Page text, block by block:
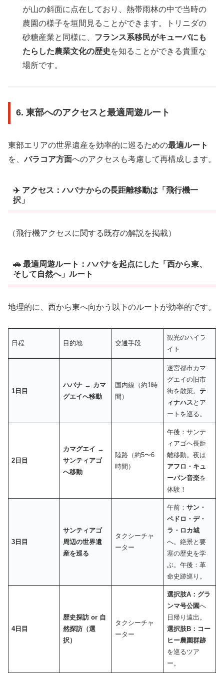
が山の斜面に点在しており、熱帯雨林の中で当時の
農園の様子を垣間見ることができます。トリニダの
砂糖産業と同様に、 フランス系移民がキューバにも
たらした農業文化の歴史 を知ることができる貴重な
場所です。
6. 東部へのアクセスと最適周遊ルート
東部エリアの世界遺産を効率的に巡るための最適ルート
を、バラコア方面へのアクセスも考慮して再構成します。
✈️ アクセス：ハバナからの長距離移動は「飛行機一
択」
（飛行機アクセスに関する既存の解説を掲載）
🚗 最適周遊ルート：ハバナを起点にした「西から東、
そして自然へ」ルート
地理的に、西から東へ向かう以下のルートが効率的です。
日程 目的地 交通手段
観光のハイラ
イト
1日目
ハバナ → カマ
グエイへ移動
国内線（約1時
間）
迷宮都市カマ
グエイの旧市
街を散策。 テ
ィナハス とア
ートを巡る。
2日目
カマグエイ →
サンティアゴ
へ移動
陸路（約5〜6
時間）
午後：サンテ
ィアゴへ長距
離移動。夜は
アフロ・キュ
ーバン音楽を
体験！
3日目
サンティアゴ
周辺の世界遺
産を巡る
タクシーチャ
ーター
午前：サン・
ペドロ・デ・
ラ・ロカ城
へ。絶景と要
塞の歴史を学
ぶ。午後：革
命史跡巡り。
4日目
歴史探訪 or 自
然探訪（選
択）
タクシーチャ
ーター
選択肢A：グラ
ンマ号公園へ
日帰り遠出。
選択肢B：コー
ヒー農園群跡
を巡るツア
ー。